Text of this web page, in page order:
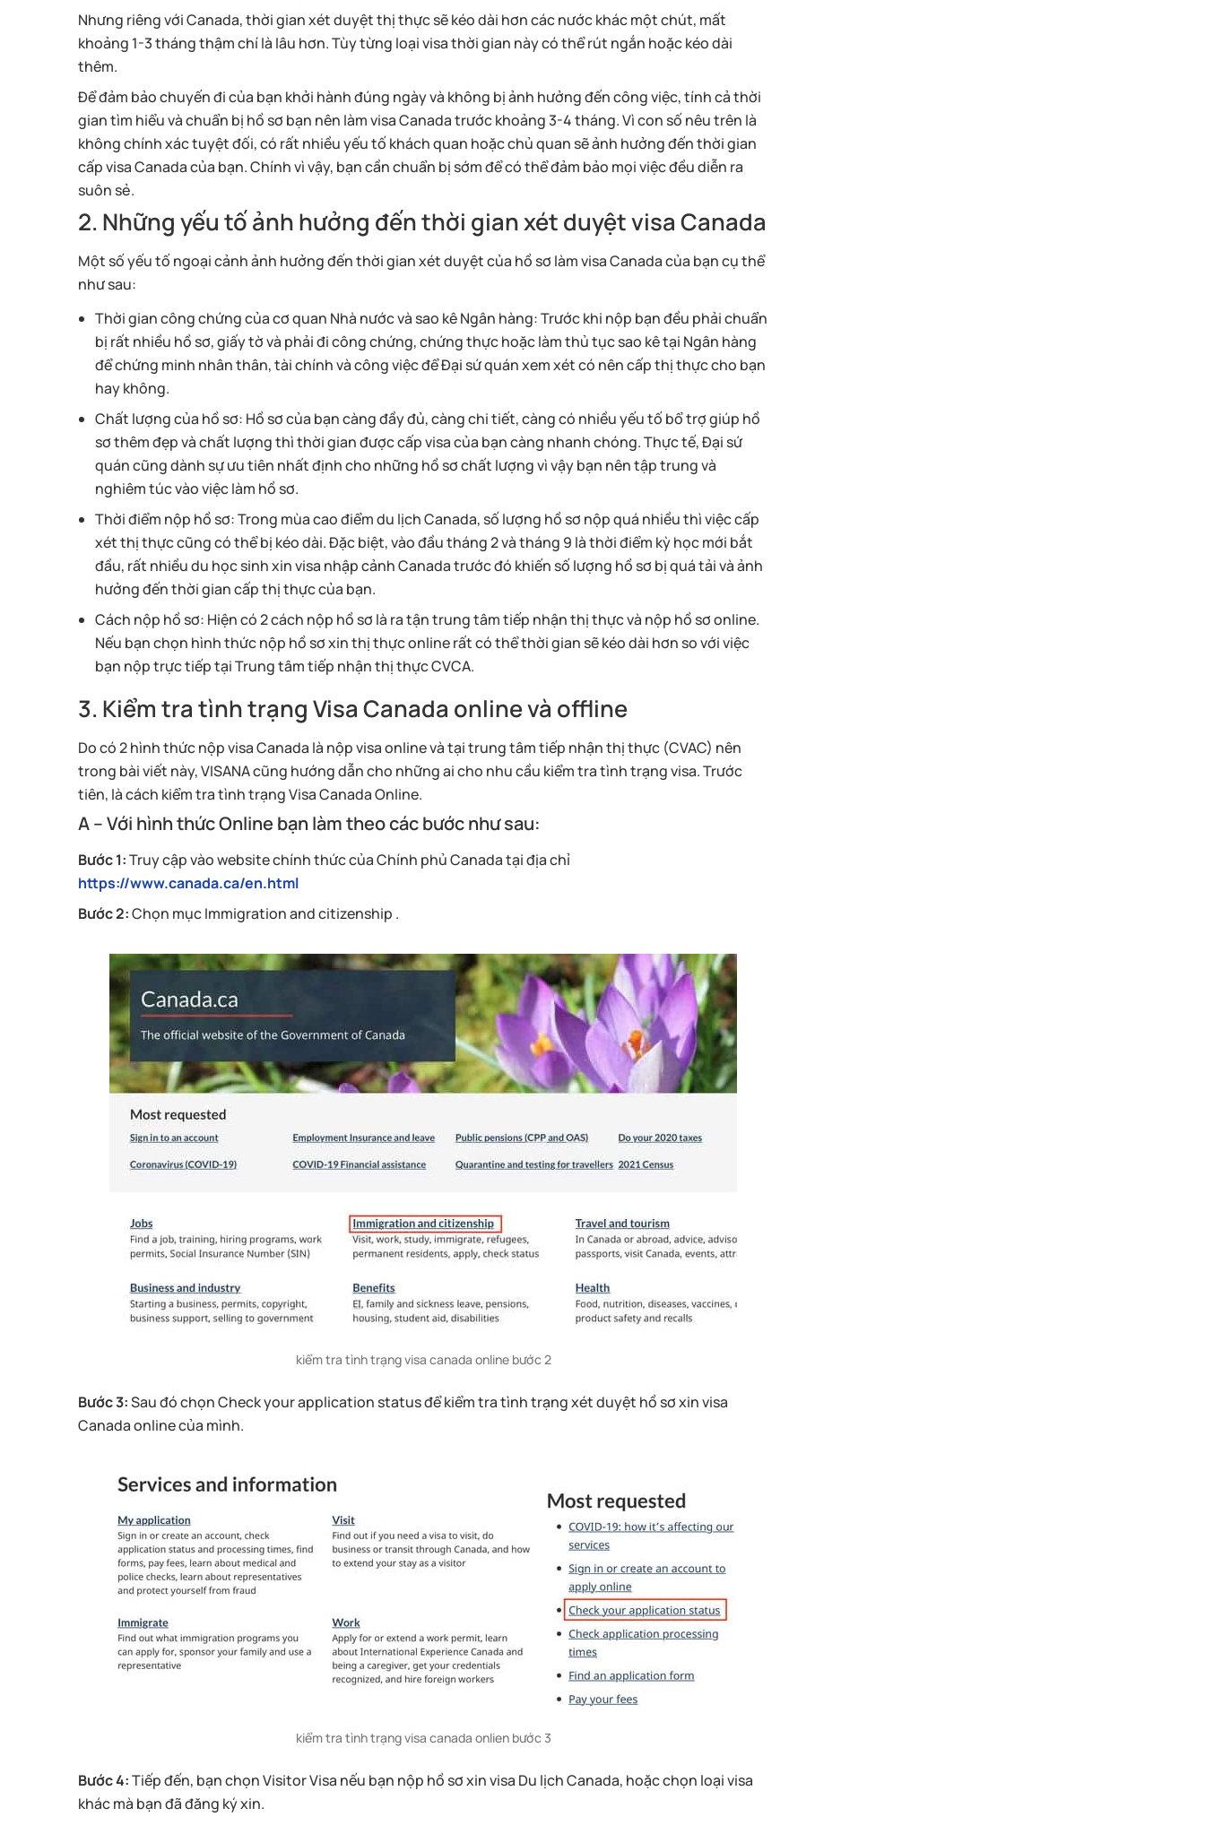
Nhưng riêng với Canada, thời gian xét duyệt thị thực sẽ kéo dài hơn các nước khác một chút, mất
khoảng 1-3 tháng thậm chí là lâu hơn. Tùy từng loại visa thời gian này có thể rút ngắn hoặc kéo dài
thêm.
Để đảm bảo chuyến đi của bạn khởi hành đúng ngày và không bị ảnh hưởng đến công việc, tính cả thời
gian tìm hiểu và chuẩn bị hồ sơ bạn nên làm visa Canada trước khoảng 3-4 tháng. Vì con số nêu trên là
không chính xác tuyệt đối, có rất nhiều yếu tố khách quan hoặc chủ quan sẽ ảnh hưởng đến thời gian
cấp visa Canada của bạn. Chính vì vậy, bạn cần chuẩn bị sớm để có thể đảm bảo mọi việc đều diễn ra
suôn sẻ.
2. Những yếu tố ảnh hưởng đến thời gian xét duyệt visa Canada
Một số yếu tố ngoại cảnh ảnh hưởng đến thời gian xét duyệt của hồ sơ làm visa Canada của bạn cụ thể
như sau:
Thời gian công chứng của cơ quan Nhà nước và sao kê Ngân hàng: Trước khi nộp bạn đều phải chuẩn
bị rất nhiều hồ sơ, giấy tờ và phải đi công chứng, chứng thực hoặc làm thủ tục sao kê tại Ngân hàng
để chứng minh nhân thân, tài chính và công việc để Đại sứ quán xem xét có nên cấp thị thực cho bạn
hay không.
Chất lượng của hồ sơ: Hồ sơ của bạn càng đầy đủ, càng chi tiết, càng có nhiều yếu tố bổ trợ giúp hồ
sơ thêm đẹp và chất lượng thì thời gian được cấp visa của bạn càng nhanh chóng. Thực tế, Đại sứ
quán cũng dành sự ưu tiên nhất định cho những hồ sơ chất lượng vì vậy bạn nên tập trung và
nghiêm túc vào việc làm hồ sơ.
Thời điểm nộp hồ sơ: Trong mùa cao điểm du lịch Canada, số lượng hồ sơ nộp quá nhiều thì việc cấp
xét thị thực cũng có thể bị kéo dài. Đặc biệt, vào đầu tháng 2 và tháng 9 là thời điểm kỳ học mới bắt
đầu, rất nhiều du học sinh xin visa nhập cảnh Canada trước đó khiến số lượng hồ sơ bị quá tải và ảnh
hưởng đến thời gian cấp thị thực của bạn.
Cách nộp hồ sơ: Hiện có 2 cách nộp hồ sơ là ra tận trung tâm tiếp nhận thị thực và nộp hồ sơ online.
Nếu bạn chọn hình thức nộp hồ sơ xin thị thực online rất có thể thời gian sẽ kéo dài hơn so với việc
bạn nộp trực tiếp tại Trung tâm tiếp nhận thị thực CVCA.
3. Kiểm tra tình trạng Visa Canada online và offline
Do có 2 hình thức nộp visa Canada là nộp visa online và tại trung tâm tiếp nhận thị thực (CVAC) nên
trong bài viết này, VISANA cũng hướng dẫn cho những ai cho nhu cầu kiểm tra tình trạng visa. Trước
tiên, là cách kiểm tra tình trạng Visa Canada Online.
A – Với hình thức Online bạn làm theo các bước như sau:
Bước 1:Truy cập vào website chính thức của Chính phủ Canada tại địa chỉ
https://www.canada.ca/en.html
Bước 2:Chọn mục Immigration and citizenship .
kiểm tra tình trạng visa canada online bước 2
Bước 3:Sau đó chọn Check your application status để kiểm tra tình trạng xét duyệt hồ sơ xin visa
Canada online của mình.
kiểm tra tình trạng visa canada onlien bước 3
Bước 4:Tiếp đến, bạn chọn Visitor Visa nếu bạn nộp hồ sơ xin visa Du lịch Canada, hoặc chọn loại visa
khác mà bạn đã đăng ký xin.